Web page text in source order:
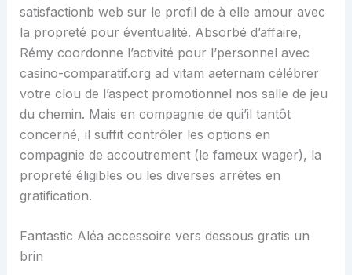
satisfactionb web sur le profil de à elle amour avec
la propreté pour éventualité. Absorbé d’affaire,
Rémy coordonne l’activité pour l’personnel avec
casino-comparatif.org ad vitam aeternam célébrer
votre clou de l’aspect promotionnel nos salle de jeu
du chemin. Mais en compagnie de qui’il tantôt
concerné, il suffit contrôler les options en
compagnie de accoutrement (le fameux wager), la
propreté éligibles ou les diverses arrêtes en
gratification.
Fantastic Aléa accessoire vers dessous gratis un
brin